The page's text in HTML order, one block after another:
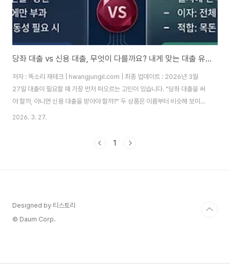
당좌 대출 vs 신용 대출, 무엇이 다를까요? 내게 맞는 대출 유형 선택법
저자 : 똑소리 재테크 | hwangjungil.com | 최종 업데이트 : 2026년 3월
27일 대출이 필요할 때 가장 먼저 떠오르는 고민이 있습니다. "당좌 대출을 써
야 할까, 아니면 신용 대출을 받아야 할까?" 두 상품은 이름부터 비슷해 보이지
만, 작동 방식과 이자 구조가 근본적으로 다릅니다. 따라서 잘못 선택하면 불필
이 글에서는 두 대출의 차이점을 명확하게 비교하고, 나에게 딱 맞는 대출 유형
2026. 3. 27.
1
Designed by 티스토리
© Daum Corp.